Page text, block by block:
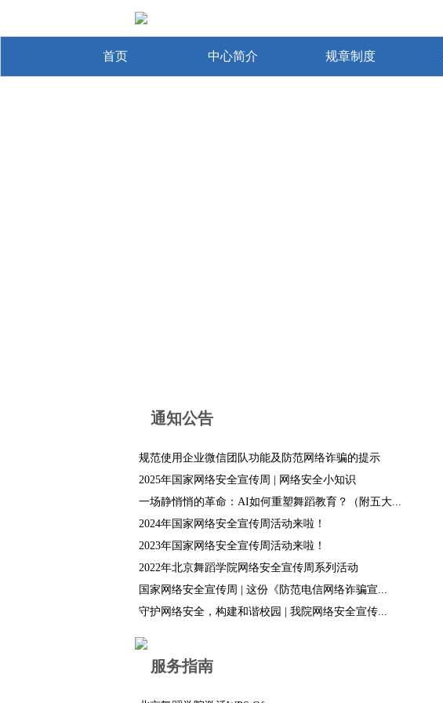
首页 中心简介 规章制度
通知公告
规范使用企业微信团队功能及防范网络诈骗的提示
2025年国家网络安全宣传周 | 网络安全小知识
一场静悄悄的革命：AI如何重塑舞蹈教育？（附五大...
2024年国家网络安全宣传周活动来啦！
2023年国家网络安全宣传周活动来啦！
2022年北京舞蹈学院网络安全宣传周系列活动
国家网络安全宣传周 | 这份《防范电信网络诈骗宣...
守护网络安全，构建和谐校园 | 我院网络安全宣传...
服务指南